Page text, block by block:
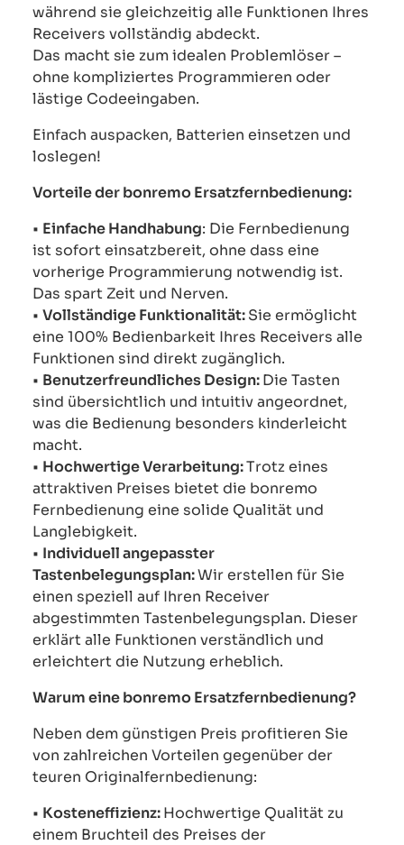
während sie gleichzeitig alle Funktionen Ihres
Receivers vollständig abdeckt.
Das macht sie zum idealen Problemlöser –
ohne kompliziertes Programmieren oder
lästige Codeeingaben.
Einfach auspacken, Batterien einsetzen und
loslegen!
Vorteile der bonremo Ersatzfernbedienung:
• Einfache Handhabung: Die Fernbedienung
ist sofort einsatzbereit, ohne dass eine
vorherige Programmierung notwendig ist.
Das spart Zeit und Nerven.
• Vollständige Funktionalität:Sie ermöglicht
eine 100% Bedienbarkeit Ihres Receivers alle
Funktionen sind direkt zugänglich.
• Benutzerfreundliches Design:Die Tasten
sind übersichtlich und intuitiv angeordnet,
was die Bedienung besonders kinderleicht
macht.
• Hochwertige Verarbeitung:Trotz eines
attraktiven Preises bietet die bonremo
Fernbedienung eine solide Qualität und
Langlebigkeit.
• Individuell angepasster
Tastenbelegungsplan:Wir erstellen für Sie
einen speziell auf Ihren Receiver
abgestimmten Tastenbelegungsplan. Dieser
erklärt alle Funktionen verständlich und
erleichtert die Nutzung erheblich.
Warum eine bonremo Ersatzfernbedienung?
Neben dem günstigen Preis profitieren Sie
von zahlreichen Vorteilen gegenüber der
teuren Originalfernbedienung:
• Kosteneffizienz:Hochwertige Qualität zu
einem Bruchteil des Preises der